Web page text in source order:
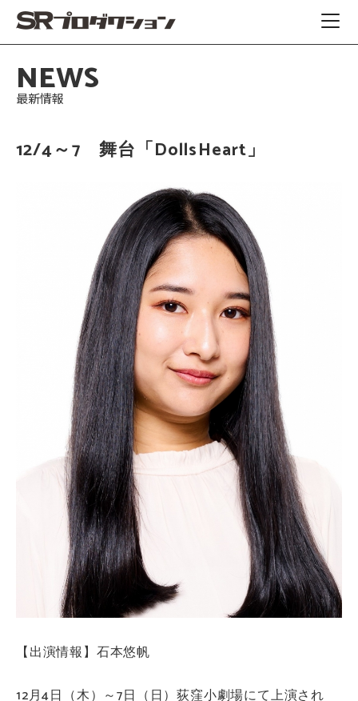
NEWS
最新情報
12/4～7 舞台「DollsHeart」
【出演情報】石本悠帆
12月4日（木）～7日（日）荻窪小劇場にて上演され